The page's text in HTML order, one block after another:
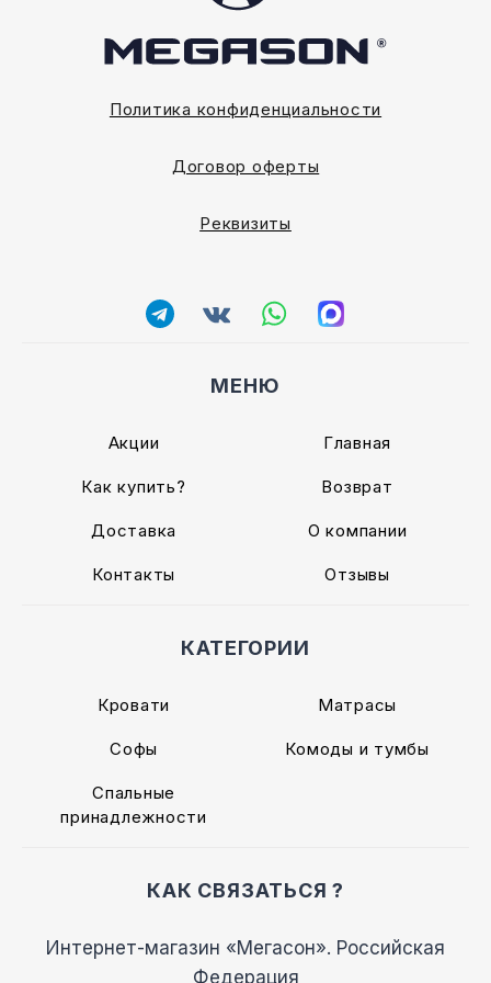
Политика конфиденциальности
Договор оферты
Реквизиты
МЕНЮ
Акции Главная
Как купить? Возврат
Доставка О компании
Контакты Отзывы
КАТЕГОРИИ
Кровати Матрасы
Софы Комоды и тумбы
Спальные
принадлежности
КАК СВЯЗАТЬСЯ ?
Интернет-магазин «Мегасон». Российская
Федерация